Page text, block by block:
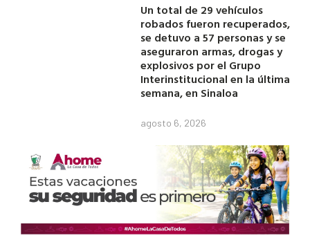
Un total de 29 vehículos
robados fueron recuperados,
se detuvo a 57 personas y se
aseguraron armas, drogas y
explosivos por el Grupo
Interinstitucional en la última
semana, en Sinaloa
agosto 6, 2026